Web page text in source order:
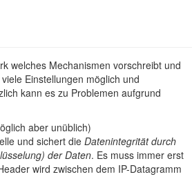
welches Mechanismen vorschreibt und
Einstellungen möglich und
kann es zu Problemen aufgrund
aber unüblich)
und sichert dieDatenintegrität durch
der Daten. Es muss immer erst
wird zwischen dem IP-Datagramm